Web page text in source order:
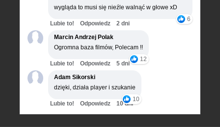
wygląda to musi się nieźle walnąć w głowe xD
6
Lubie to! Odpowiedz
2 dni
Marcin Andrzej Polak
Ogromna baza filmów, Polecam !!
12
Lubie to! Odpowiedz
5 dni
Adam Sikorski
dzięki, działa player i szukanie
10
Lubie to! Odpowiedz 10 dni